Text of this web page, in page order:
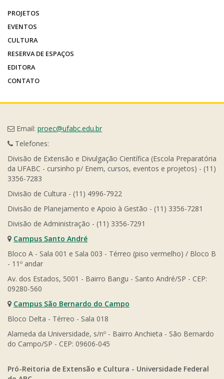
PROJETOS
EVENTOS
CULTURA
RESERVA DE ESPAÇOS
EDITORA
CONTATO
Email: proec@ufabc.edu.br
Telefones:
Divisão de Extensão e Divulgação Científica (Escola Preparatória
da UFABC - cursinho p/ Enem, cursos, eventos e projetos) - (11)
3356-7283
Divisão de Cultura - (11) 4996-7922
Divisão de Planejamento e Apoio à Gestão - (11) 3356-7281
Divisão de Administração - (11) 3356-7291
Campus Santo André
Bloco A - Sala 001 e Sala 003 - Térreo (piso vermelho) / Bloco B
- 11º andar
Av. dos Estados, 5001 - Bairro Bangu - Santo André/SP - CEP:
09280-560
Campus São Bernardo do Campo
Bloco Delta - Térreo - Sala 018
Alameda da Universidade, s/nº - Bairro Anchieta - São Bernardo
do Campo/SP - CEP: 09606-045
Pró-Reitoria de Extensão e Cultura - Universidade Federal